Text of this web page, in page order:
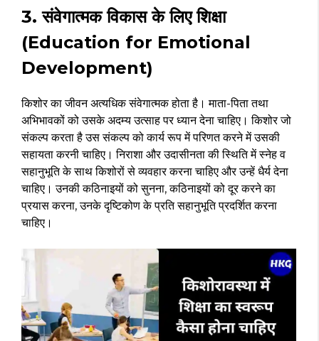
3. संवेगात्मक विकास के लिए शिक्षा
(Education for Emotional
Development)
किशोर का जीवन अत्यधिक संवेगात्मक होता है। माता-पिता तथा
अभिभावकों को उसके अदम्य उत्साह पर ध्यान देना चाहिए। किशोर जो
संकल्प करता है उस संकल्प को कार्य रूप में परिणत करने में उसकी
सहायता करनी चाहिए। निराशा और उदासीनता की स्थिति में स्नेह व
सहानुभूति के साथ किशोरों से व्यवहार करना चाहिए और उन्हें धैर्य देना
चाहिए। उनकी कठिनाइयों को सुनना, कठिनाइयों को दूर करने का
प्रयास करना, उनके दृष्टिकोण के प्रति सहानुभूति प्रदर्शित करना
चाहिए।